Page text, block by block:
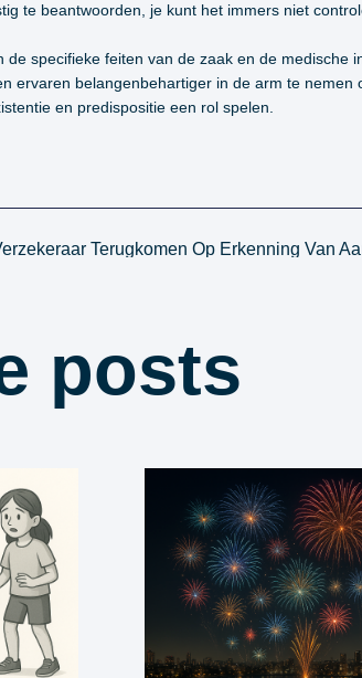
te beantwoorden, je kunt het immers niet
specifieke feiten van de zaak en de medische
ervaren belangenbehartiger in de arm te nemen
en predispositie een rol spelen.
posts